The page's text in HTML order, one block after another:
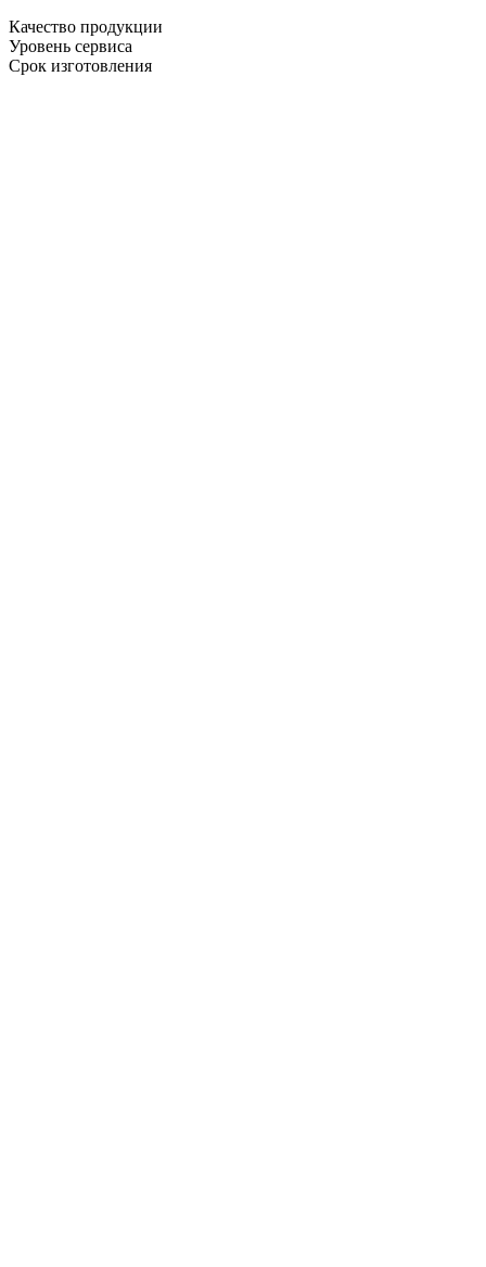
Качество продукции
Уровень сервиса
Срок изготовления